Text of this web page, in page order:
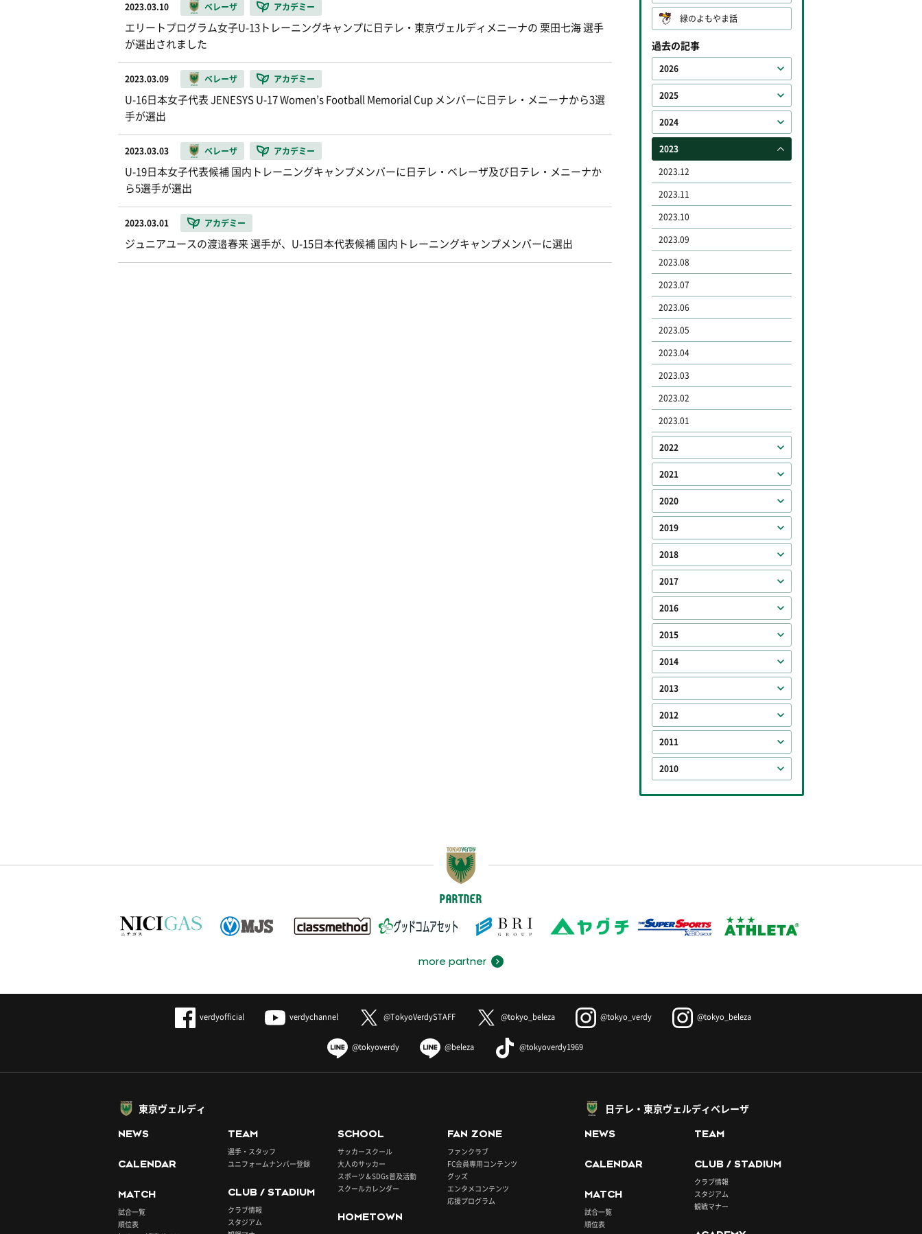
2023.03.10 ベレーザ アカデミー
エリートプログラム女子U-13トレーニングキャンプに日テレ・東京ヴェルディメニーナの 栗田七海 選手
が選出されました
2023.03.09 ベレーザ アカデミー
U-16日本女子代表 JENESYS U-17 Women’s Football Memorial Cup メンバーに日テレ・メニーナから3選
手が選出
2023.03.03 ベレーザ アカデミー
U-19日本女子代表候補 国内トレーニングキャンプメンバーに日テレ・ベレーザ及び日テレ・メニーナか
ら5選手が選出
2023.03.01 アカデミー
ジュニアユースの渡邉春来 選手が、U-15日本代表候補 国内トレーニングキャンプメンバーに選出
緑のよもやま話
過去の記事
2026
2025
2024
2023
2023.12
2023.11
2023.10
2023.09
2023.08
2023.07
2023.06
2023.05
2023.04
2023.03
2023.02
2023.01
2022
2021
2020
2019
2018
2017
2016
2015
2014
2013
2012
2011
2010
PARTNER
more partner
verdyofficial verdychannel @TokyoVerdySTAFF @tokyo_beleza @tokyo_verdy @tokyo_beleza
@tokyoverdy @beleza @tokyoverdy1969
東京ヴェルディ
NEWS
CALENDAR
MATCH
試合一覧
順位表
TEAM
選手・スタッフ
ユニフォームナンバー登録
CLUB / STADIUM
クラブ情報
スタジアム
SCHOOL
サッカースクール
大人のサッカー
スポーツ＆SDGs普及活動
スクールカレンダー
HOMETOWN
FAN ZONE
ファンクラブ
FC会員専用コンテンツ
グッズ
エンタメコンテンツ
応援プログラム
日テレ・東京ヴェルディベレーザ
NEWS
CALENDAR
MATCH
試合一覧
順位表
TEAM
CLUB / STADIUM
クラブ情報
スタジアム
観戦マナー